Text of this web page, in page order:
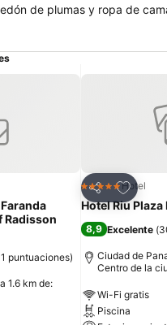
de plumas y ropa de
ducha con cabezal de
de negocios incluyen
habitaciones también
Otros servicios de ocio y
Radisson
puntuaciones)
1.6 km de:
Compartir
Agregar
5 EstrellasHotel
Hotel Riu Plaza
8,9 Excelente (
Ciudad de
Centro de la
Wi-Fi gratis
Piscina